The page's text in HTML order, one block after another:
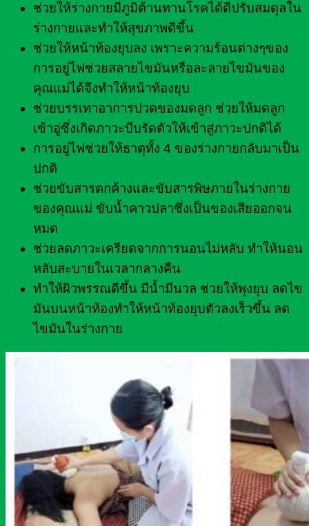
ช่วยให้ร่างกายมีภูมิต้านทานโรคได้ดีปรับสมดุลใน
ร่างกายและทำให้สุขภาพดีขึ้น
ช่วยให้หน้าท้องยุบลง เพราะความร้อนต่างๆของ
การอยู่ไฟช่วยสลายไขมันหรือละลายไขมันของ
คุณแม่ได้จึงทำให้หน้าท้องยุบ
ช่วยบรรเทาอาการปวดของมดลูก ช่วยให้มดลูก
เข้าอู่ซึ่งเกิดภาวะบีบรัดตัวให้เข้าสู่ภาวะปกติได้
การอยู่ไฟช่วยให้ธาตุทั้ง 4 ของร่างกายกลับมาเป็น
ปกติ
ช่วยขับสารตกค้างและขับสารพิษภายในร่างกาย
ของคุณแม่ ขับน้ำคาวปลาซึ่งเป็นของเสียออกจน
หมด
ช่วยลดภาวะเครียดจากการนอนไม่หลับ ทำให้นอน
หลับสะบายในเวลากลางคืน
ทำให้ผิวพรรณดีขึ้น มีน้ำมีนวล ช่วยให้พุงยุบ ลดไข
มันบนหน้าท้องทำให้หน้าท้องยุบตัวลงเร็วขึ้น ลด
ไขมันในร่างกาย